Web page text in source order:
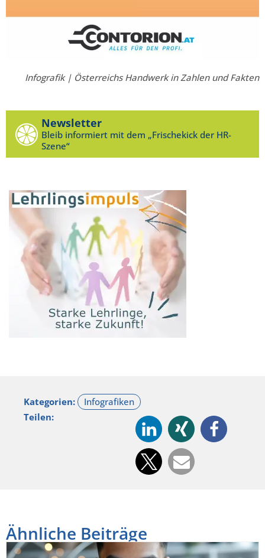
Infografik | Österreichs Handwerk in Zahlen und Fakten
Newsletter
Bleib informiert mit dem „Frischekick der HR-
Szene“
Kategorien:
Teilen:
Ähnliche Beiträge